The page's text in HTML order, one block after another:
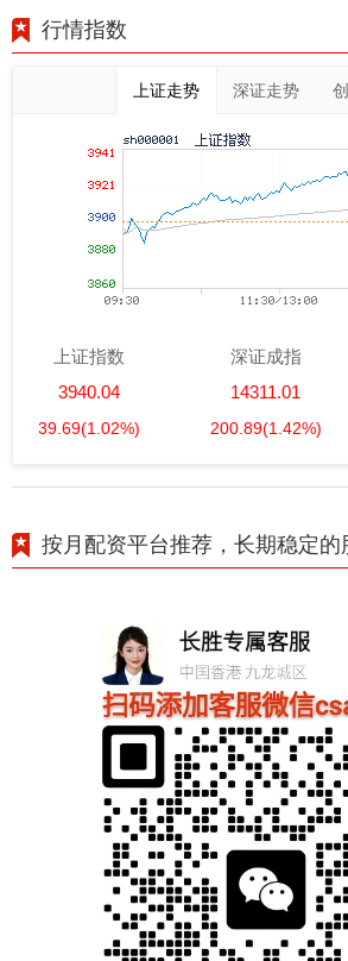
行情指数
上证走势 深证走势
上证指数
3940.04
39.69(1.02%)
深证成指
14311.01
200.89(1.42%)
按月配资平台推荐，长期稳定的